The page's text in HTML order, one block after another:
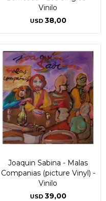
Vinilo
USD 38,00
Joaquin Sabina - Malas
Companias (picture Vinyl) -
Vinilo
USD 39,00